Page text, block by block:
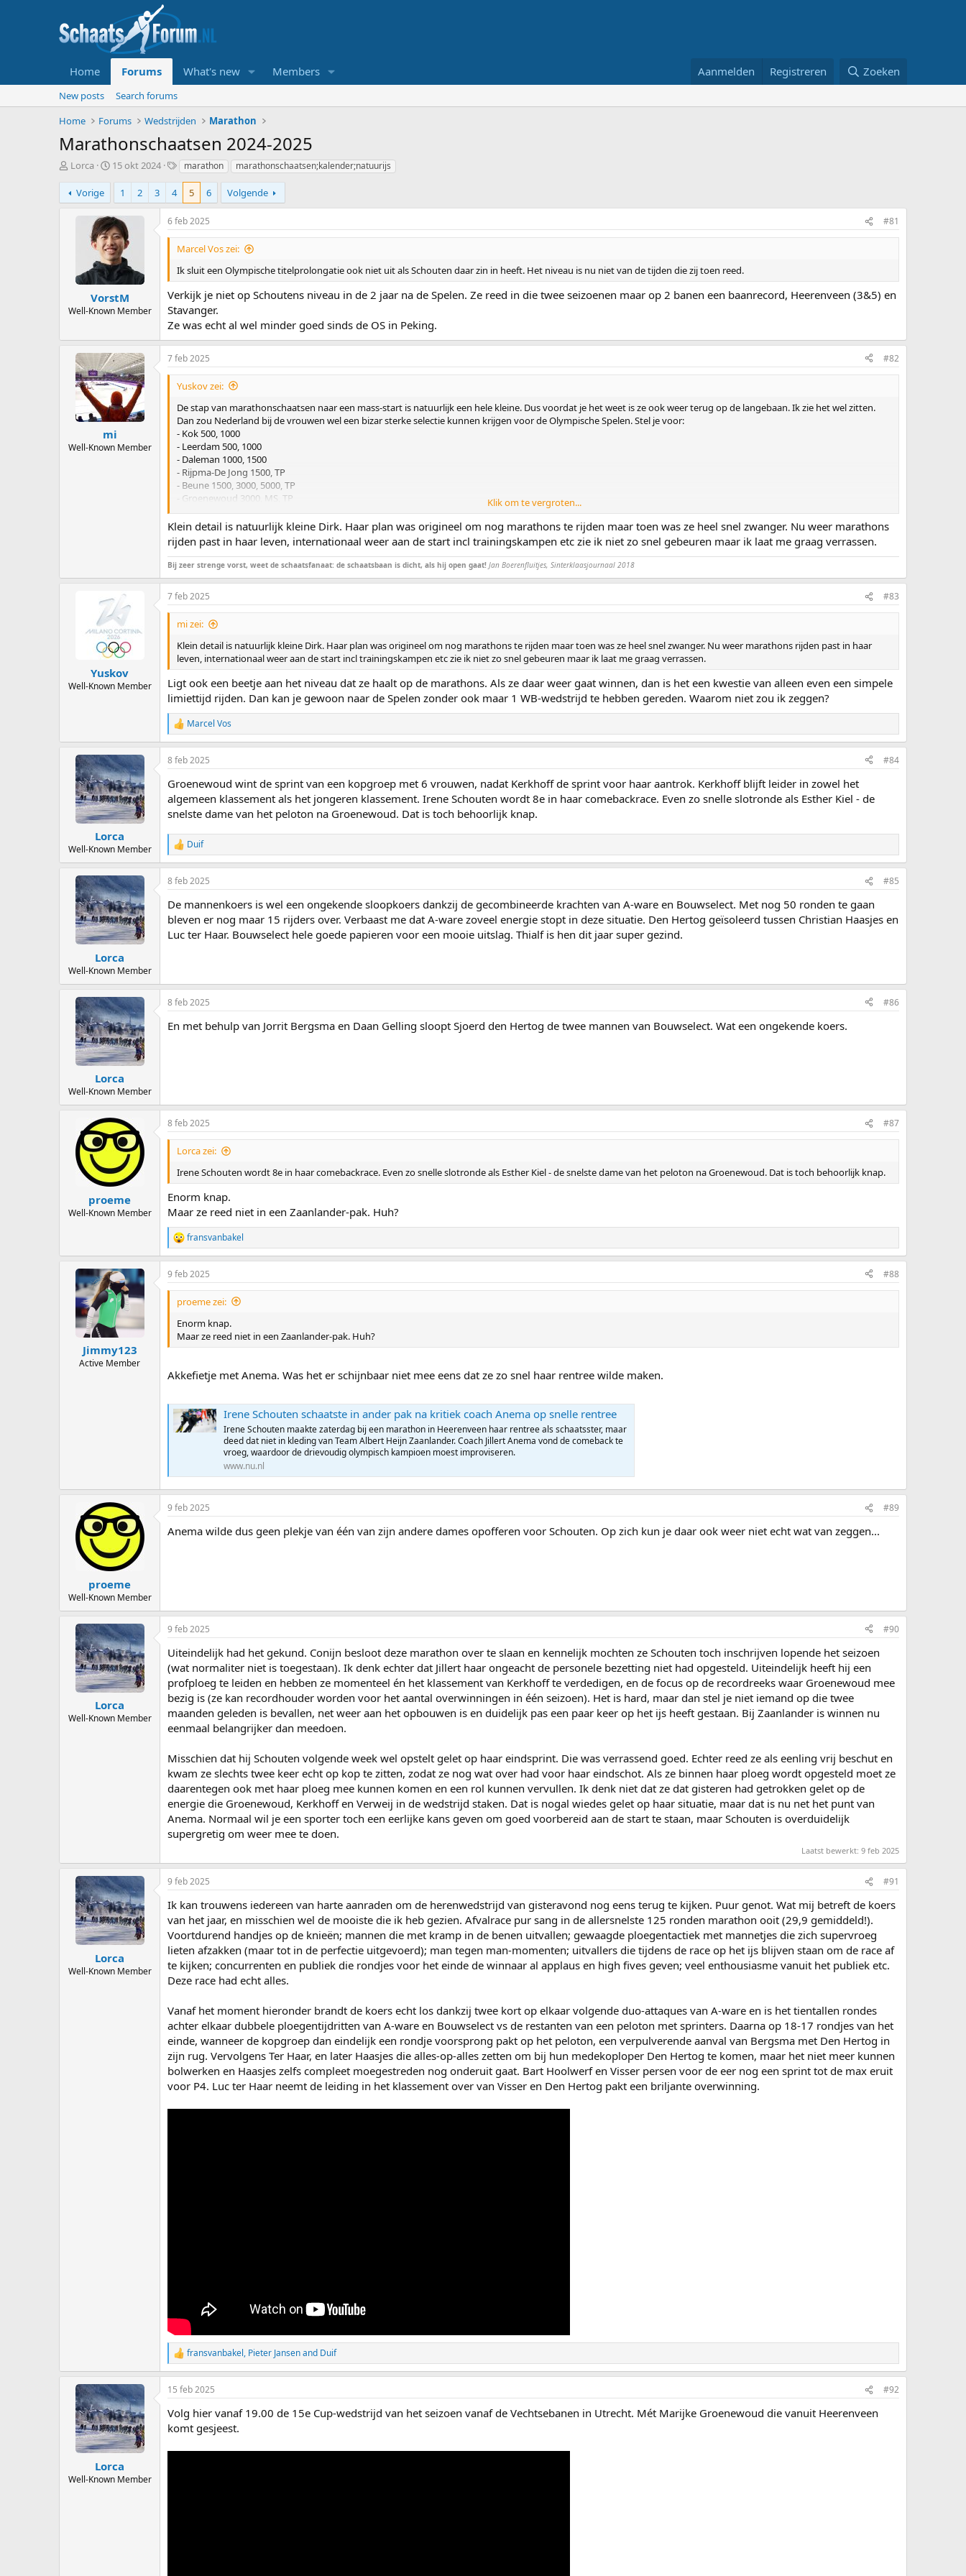
Home Forums What's new Members Aanmelden Registreren Zoeken
New posts
Search forums
Home
Forums Wedstrijden Marathon
Marathonschaatsen 2024-2025
T
p
i
r
Lorca
S
r
t
d
a
t
u
m
15 okt 2024
T
s
marathon marathonschaatsen;kalender;natuurijs
Vorige 1 2 3 4 5 6 Volgende
VorstM
Well-Known Member
6 feb 2025 #81
Marcel Vos zei:
Ik sluit een Olympische titelprolongatie ook niet uit als Schouten daar zin in heeft. Het niveau is nu niet van de tijden die zij toen reed.
Verkijk je niet op Schoutens niveau in de 2 jaar na de Spelen. Ze reed in die twee seizoenen maar op 2 banen een baanrecord, Heerenveen (3&5) en
Stavanger.
Ze was echt al wel minder goed sinds de OS in Peking.
mi
Well-Known Member
7 feb 2025 #82
Yuskov zei:
De stap van marathonschaatsen naar een mass-start is natuurlijk een hele kleine. Dus voordat je het weet is ze ook weer terug op de langebaan. Ik zie het wel zitten.
Dan zou Nederland bij de vrouwen wel een bizar sterke selectie kunnen krijgen voor de Olympische Spelen. Stel je voor:
- Kok 500, 1000
- Leerdam 500, 1000
- Daleman 1000, 1500
- Rijpma-De Jong 1500, TP
- Beune 1500, 3000, 5000, TP
- Groenewoud 3000, MS, TP
- Schouten MS, TP
Klik om te vergroten...
Klein detail is natuurlijk kleine Dirk. Haar plan was origineel om nog marathons te rijden maar toen was ze heel snel zwanger. Nu weer marathons
rijden past in haar leven, internationaal weer aan de start incl trainingskampen etc zie ik niet zo snel gebeuren maar ik laat me graag verrassen.
Bij zeer strenge vorst, weet de schaatsfanaat: de schaatsbaan is dicht, als hij open gaat! Jan Boerenfluitjes, Sinterklaasjournaal 2018
Yuskov
Well-Known Member
7 feb 2025 #83
mi zei:
Klein detail is natuurlijk kleine Dirk. Haar plan was origineel om nog marathons te rijden maar toen was ze heel snel zwanger. Nu weer marathons rijden past in haar
leven, internationaal weer aan de start incl trainingskampen etc zie ik niet zo snel gebeuren maar ik laat me graag verrassen.
Ligt ook een beetje aan het niveau dat ze haalt op de marathons. Als ze daar weer gaat winnen, dan is het een kwestie van alleen even een simpele
limiettijd rijden. Dan kan je gewoon naar de Spelen zonder ook maar 1 WB-wedstrijd te hebben gereden. Waarom niet zou ik zeggen?
R
e
a
c
i
o
n
s
:
Marcel Vos
Lorca
Well-Known Member
8 feb 2025 #84
Groenewoud wint de sprint van een kopgroep met 6 vrouwen, nadat Kerkhoff de sprint voor haar aantrok. Kerkhoff blijft leider in zowel het
algemeen klassement als het jongeren klassement. Irene Schouten wordt 8e in haar comebackrace. Even zo snelle slotronde als Esther Kiel - de
snelste dame van het peloton na Groenewoud. Dat is toch behoorlijk knap.
R
e
a
c
i
o
s
Duif
Lorca
Well-Known Member
8 feb 2025 #85
De mannenkoers is wel een ongekende sloopkoers dankzij de gecombineerde krachten van A-ware en Bouwselect. Met nog 50 ronden te gaan
bleven er nog maar 15 rijders over. Verbaast me dat A-ware zoveel energie stopt in deze situatie. Den Hertog geïsoleerd tussen Christian Haasjes en
Luc ter Haar. Bouwselect hele goede papieren voor een mooie uitslag. Thialf is hen dit jaar super gezind.
Lorca
Well-Known Member
8 feb 2025 #86
En met behulp van Jorrit Bergsma en Daan Gelling sloopt Sjoerd den Hertog de twee mannen van Bouwselect. Wat een ongekende koers.
proeme
Well-Known Member
8 feb 2025 #87
Lorca zei:
Irene Schouten wordt 8e in haar comebackrace. Even zo snelle slotronde als Esther Kiel - de snelste dame van het peloton na Groenewoud. Dat is toch behoorlijk knap.
Enorm knap.
Maar ze reed niet in een Zaanlander-pak. Huh?
R
e
a
c
t
:
fransvanbakel
Jimmy123
Active Member
9 feb 2025 #88
proeme zei:
Enorm knap.
Maar ze reed niet in een Zaanlander-pak. Huh?
Akkefietje met Anema. Was het er schijnbaar niet mee eens dat ze zo snel haar rentree wilde maken.
Irene Schouten schaatste in ander pak na kritiek coach Anema op snelle rentree
Irene Schouten maakte zaterdag bij een marathon in Heerenveen haar rentree als schaatsster, maar
deed dat niet in kleding van Team Albert Heijn Zaanlander. Coach Jillert Anema vond de comeback te
vroeg, waardoor de drievoudig olympisch kampioen moest improviseren.
www.nu.nl
proeme
Well-Known Member
9 feb 2025 #89
Anema wilde dus geen plekje van één van zijn andere dames opofferen voor Schouten. Op zich kun je daar ook weer niet echt wat van zeggen...
Lorca
Well-Known Member
9 feb 2025 #90
Uiteindelijk had het gekund. Conijn besloot deze marathon over te slaan en kennelijk mochten ze Schouten toch inschrijven lopende het seizoen
(wat normaliter niet is toegestaan). Ik denk echter dat Jillert haar ongeacht de personele bezetting niet had opgesteld. Uiteindelijk heeft hij een
profploeg te leiden en hebben ze momenteel én het klassement van Kerkhoff te verdedigen, en de focus op de recordreeks waar Groenewoud mee
bezig is (ze kan recordhouder worden voor het aantal overwinningen in één seizoen). Het is hard, maar dan stel je niet iemand op die twee
maanden geleden is bevallen, net weer aan het opbouwen is en duidelijk pas een paar keer op het ijs heeft gestaan. Bij Zaanlander is winnen nu
eenmaal belangrijker dan meedoen.
Misschien dat hij Schouten volgende week wel opstelt gelet op haar eindsprint. Die was verrassend goed. Echter reed ze als eenling vrij beschut en
kwam ze slechts twee keer echt op kop te zitten, zodat ze nog wat over had voor haar eindschot. Als ze binnen haar ploeg wordt opgesteld moet ze
daarentegen ook met haar ploeg mee kunnen komen en een rol kunnen vervullen. Ik denk niet dat ze dat gisteren had getrokken gelet op de
energie die Groenewoud, Kerkhoff en Verweij in de wedstrijd staken. Dat is nogal wiedes gelet op haar situatie, maar dat is nu net het punt van
Anema. Normaal wil je een sporter toch een eerlijke kans geven om goed voorbereid aan de start te staan, maar Schouten is overduidelijk
supergretig om weer mee te doen.
Laatst bewerkt: 9 feb 2025
Lorca
Well-Known Member
9 feb 2025 #91
Ik kan trouwens iedereen van harte aanraden om de herenwedstrijd van gisteravond nog eens terug te kijken. Puur genot. Wat mij betreft de koers
van het jaar, en misschien wel de mooiste die ik heb gezien. Afvalrace pur sang in de allersnelste 125 ronden marathon ooit (29,9 gemiddeld!).
Voortdurend handjes op de knieën; mannen die met kramp in de benen uitvallen; gewaagde ploegentactiek met mannetjes die zich supervroeg
lieten afzakken (maar tot in de perfectie uitgevoerd); man tegen man-momenten; uitvallers die tijdens de race op het ijs blijven staan om de race af
te kijken; concurrenten en publiek die rondjes voor het einde de winnaar al applaus en high fives geven; veel enthousiasme vanuit het publiek etc.
Deze race had echt alles.
Vanaf het moment hieronder brandt de koers echt los dankzij twee kort op elkaar volgende duo-attaques van A-ware en is het tientallen rondes
achter elkaar dubbele ploegentijdritten van A-ware en Bouwselect vs de restanten van een peloton met sprinters. Daarna op 18-17 rondjes van het
einde, wanneer de kopgroep dan eindelijk een rondje voorsprong pakt op het peloton, een verpulverende aanval van Bergsma met Den Hertog in
zijn rug. Vervolgens Ter Haar, en later Haasjes die alles-op-alles zetten om bij hun medekoploper Den Hertog te komen, maar het niet meer kunnen
bolwerken en Haasjes zelfs compleet moegestreden nog onderuit gaat. Bart Hoolwerf en Visser persen voor de eer nog een sprint tot de max eruit
voor P4. Luc ter Haar neemt de leiding in het klassement over van Visser en Den Hertog pakt een briljante overwinning.
R
e
a
c
i
o
s
fransvanbakel, Pieter Jansenand Duif
Lorca
Well-Known Member
15 feb 2025 #92
Volg hier vanaf 19.00 de 15e Cup-wedstrijd van het seizoen vanaf de Vechtsebanen in Utrecht. Mét Marijke Groenewoud die vanuit Heerenveen
komt gesjeest.